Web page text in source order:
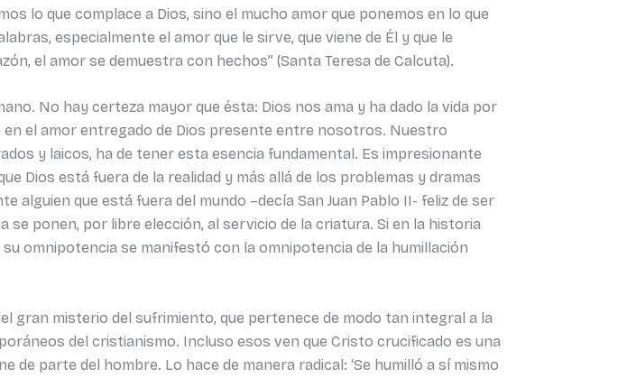
lo que complace a Dios, sino el mucho amor que ponemos en lo que
especialmente el amor que le sirve, que viene de Él y que le
el amor se demuestra con hechos” (Santa Teresa de Calcuta).
No hay certeza mayor que ésta: Dios nos ama y ha dado la vida por
el amor entregado de Dios presente entre nosotros. Nuestro
y laicos, ha de tener esta esencia fundamental. Es impresionante
Dios está fuera de la realidad y más allá de los problemas y dramas
alguien que está fuera del mundo –decía San Juan Pablo II- feliz de ser
ponen, por libre elección, al servicio de la criatura. Si en la historia
omnipotencia se manifestó con la omnipotencia de la humillación
gran misterio del sufrimiento, que pertenece de modo tan integral a la
del cristianismo. Incluso esos ven que Cristo crucificado es una
de parte del hombre. Lo hace de manera radical: ‘Se humilló a sí mismo